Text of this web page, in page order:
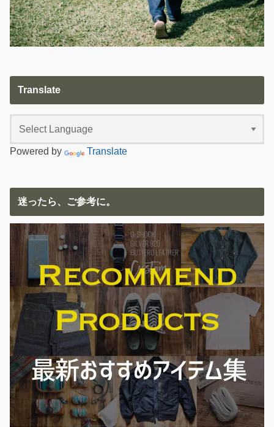
Translate
Powered by Translate
迷ったら、ご参考に。